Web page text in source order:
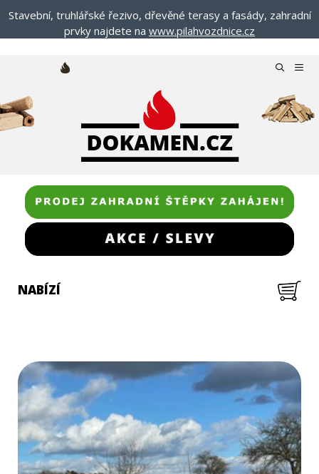
naStavební, truhlářské řezivo, dřevěné terasy a fasády, zahradní
prvky najdete na www.pilahvozdnice.cz
Menu
NABÍZÍ